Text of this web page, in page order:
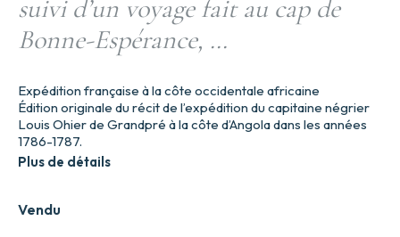
suivi d’un voyage fait au cap de
Bonne-Espérance, …
Vendu
Expédition française à la côte occidentale africaine
Édition originale du récit de l’expédition du capitaine négrier
Louis Ohier de Grandpré à la côte d’Angola dans les années
1786-1787.
Plus de détails